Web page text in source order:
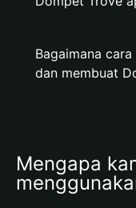
Bagaimana
dan membuat
Mengapa